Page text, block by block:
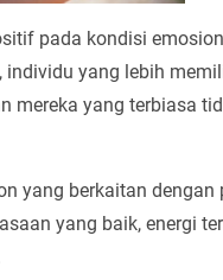
pada kondisi
, individu yang lebih
mereka yang terbiasa
yang berkaitan dengan
yang baik, energi